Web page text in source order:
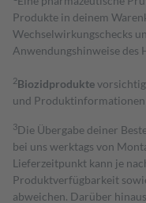
Produkte in deinem
Wechselwirkungschecks
Anwendungshinweise des
2Biozidprodukte
und Produktinformationen
3Die Übergabe deiner
bei uns werktags von
Lieferzeitpunkt kann je
Produktverfügbarkeit
abweichen. Darüber